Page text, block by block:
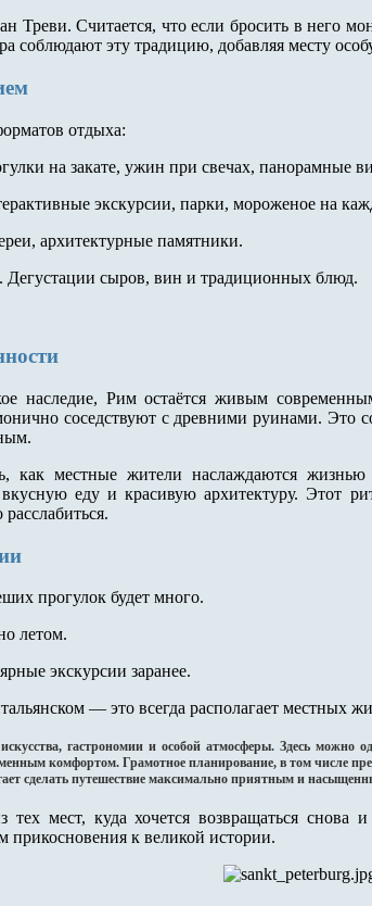
Считается, что если бросить в него
соблюдают эту традицию, добавляя месту
отдыха:
на закате, ужин при свечах, панорамные
экскурсии, парки, мороженое на
архитектурные памятники.
Дегустации сыров, вин и традиционных блюд.
наследие, Рим остаётся живым
соседствуют с древними руинами. Это
как местные жители наслаждаются
еду и красивую архитектуру. Этот
прогулок будет много.
летом.
экскурсии заранее.
— это всегда располагает местных
гастрономии и особой атмосферы. Здесь можно
комфортом. Грамотное планирование, в том числе
сделать путешествие максимально приятным и
тех мест, куда хочется возвращаться снова
к великой истории.